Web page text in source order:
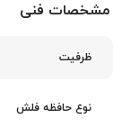
مشخصات فنی
ظرفیت
نوع حافظه فلش